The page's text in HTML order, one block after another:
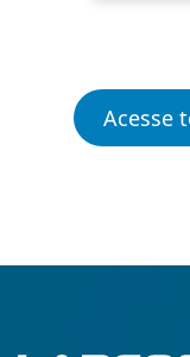
Acesse